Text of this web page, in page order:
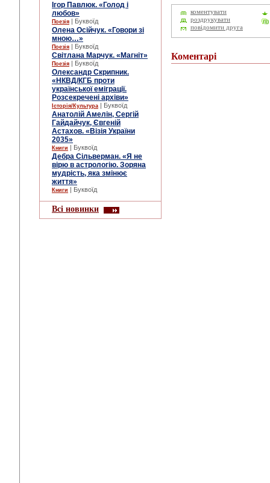
Ігор Павлюк. «Голод і
любов»
Поезія | Буквоїд
Олена Осійчук. «Говори зі
мною…»
Поезія | Буквоїд
Світлана Марчук. «Магніт»
Поезія | Буквоїд
Олександр Скрипник.
«НКВД/КГБ проти
української еміграції.
Розсекречені архіви»
Історія/Культура | Буквоїд
Анатолій Амелін, Сергій
Гайдайчук, Євгеній
Астахов. «Візія України
2035»
Книги | Буквоїд
Дебра Сільверман. «Я не
вірю в астрологію. Зоряна
мудрість, яка змінює
життя»
Книги | Буквоїд
Всі новинки
коментувати
роздрукувати
повідомити друга
Коментарі